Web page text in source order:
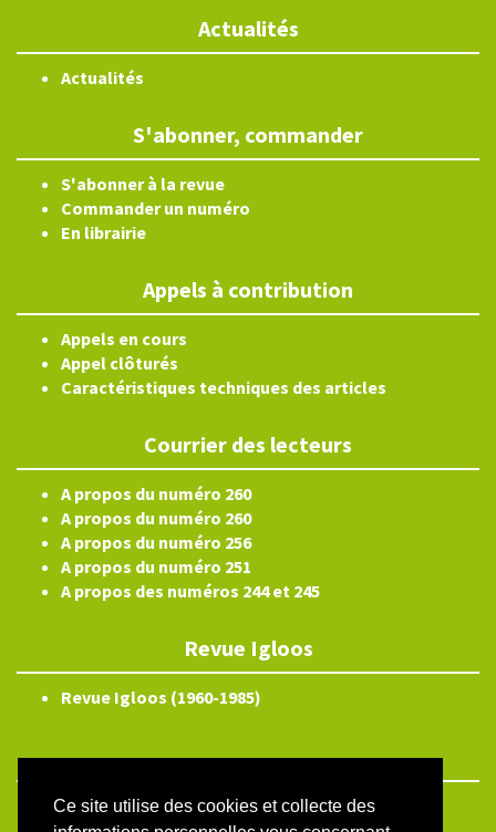
Ce site utilise des cookies et collecte des
Actualités
Actualités
S'abonner, commander
S'abonner à la revue
Commander un numéro
En librairie
Appels à contribution
Appels en cours
Appel clôturés
Caractéristiques techniques des articles
Courrier des lecteurs
A propos du numéro 260
A propos du numéro 260
A propos du numéro 256
A propos du numéro 251
A propos des numéros 244 et 245
Revue Igloos
Revue Igloos (1960-1985)
ISSN électronique 2804-3359